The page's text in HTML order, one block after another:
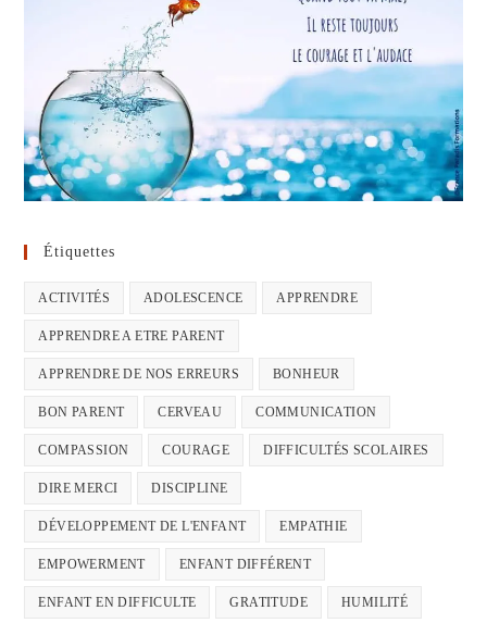
Étiquettes
ACTIVITÉS ADOLESCENCE APPRENDRE
APPRENDRE A ETRE PARENT
APPRENDRE DE NOS ERREURS BONHEUR
BON PARENT CERVEAU COMMUNICATION
COMPASSION COURAGE DIFFICULTÉS SCOLAIRES
DIRE MERCI DISCIPLINE
DÉVELOPPEMENT DE L'ENFANT EMPATHIE
EMPOWERMENT ENFANT DIFFÉRENT
ENFANT EN DIFFICULTE GRATITUDE HUMILITÉ